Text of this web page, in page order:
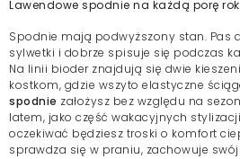
Lawendowe spodnie na każdą porę
Spodnie mają podwyższony stan. Pas
sylwetki i dobrze spisuje się podczas
Na linii bioder znajdują się dwie
kostkom, gdzie wszyto elastyczne
spodnie założysz bez względu na
latem, jako część wakacyjnych
oczekiwać będziesz troski o komfort
sprawdza się w praniu, zachowuje swój